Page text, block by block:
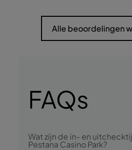
Alle beoordelingen
FAQs
Wat zijn de in- en
Pestana Casino Park?